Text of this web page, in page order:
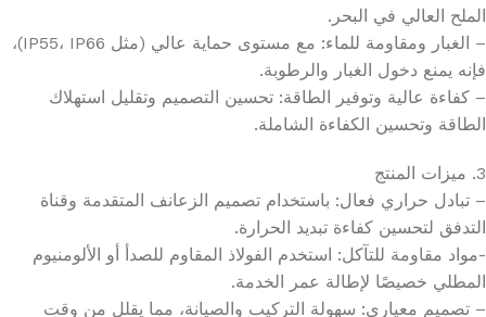
الملح العالي في البحر.
– الغبار ومقاومة للماء: مع مستوى حماية عالي (مثل IP55، IP66)،
فإنه يمنع دخول الغبار والرطوبة.
– كفاءة عالية وتوفير الطاقة: تحسين التصميم وتقليل استهلاك
الطاقة وتحسين الكفاءة الشاملة.
3. ميزات المنتج
– تبادل حراري فعال: باستخدام تصميم الزعانف المتقدمة وقناة
التدفق لتحسين كفاءة تبديد الحرارة.
-مواد مقاومة للتآكل: استخدم الفولاذ المقاوم للصدأ أو الألومنيوم
المطلي خصيصًا لإطالة عمر الخدمة.
– تصميم معياري: سهولة التركيب والصيانة، مما يقلل من وقت